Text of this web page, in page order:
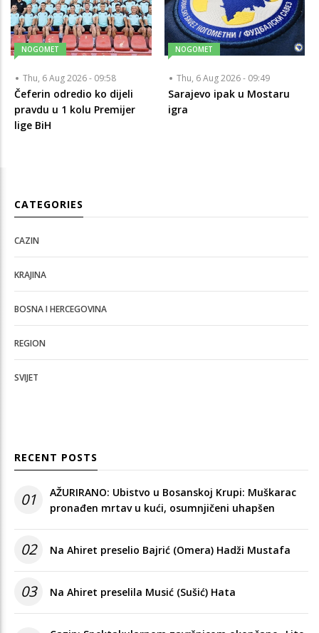
NOGOMET
Thu, 6 Aug 2026 - 09:58
Čeferin odredio ko dijeli
pravdu u 1 kolu Premijer
lige BiH
NOGOMET
Thu, 6 Aug 2026 - 09:49
Sarajevo ipak u Mostaru
igra
CATEGORIES
CAZIN
KRAJINA
BOSNA I HERCEGOVINA
REGION
SVIJET
RECENT POSTS
01
AŽURIRANO: Ubistvo u Bosanskoj Krupi: Muškarac
pronađen mrtav u kući, osumnjičeni uhapšen
02 Na Ahiret preselio Bajrić (Omera) Hadži Mustafa
03 Na Ahiret preselila Musić (Sušić) Hata